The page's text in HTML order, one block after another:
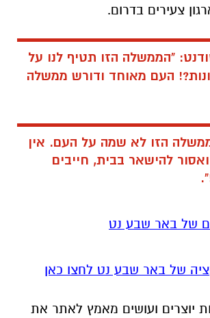
צעירים בדרום.
"הממשלה הזו תטיף לנו על
העם מאוחד ודורש ממשלה
הזו לא שמה על העם. אין
להישאר בבית, חייבים
של באר שבע נט
של באר שבע נט לחצו כאן
יוצרים ועושים מאמץ לאתר את